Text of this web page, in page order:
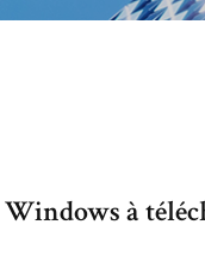
Windows à